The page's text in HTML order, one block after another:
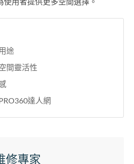
用者提供更多空間選擇。
途
間靈活性
達人網
修專家